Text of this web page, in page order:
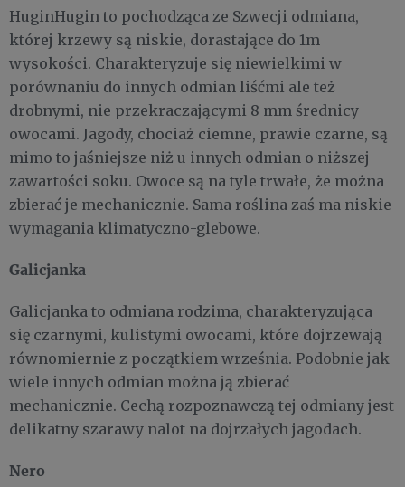
HuginHugin to pochodząca ze Szwecji odmiana,
której krzewy są niskie, dorastające do 1m
wysokości. Charakteryzuje się niewielkimi w
porównaniu do innych odmian liśćmi ale też
drobnymi, nie przekraczającymi 8 mm średnicy
owocami. Jagody, chociaż ciemne, prawie czarne, są
mimo to jaśniejsze niż u innych odmian o niższej
zawartości soku. Owoce są na tyle trwałe, że można
zbierać je mechanicznie. Sama roślina zaś ma niskie
wymagania klimatyczno-glebowe.
Galicjanka
Galicjanka to odmiana rodzima, charakteryzująca
się czarnymi, kulistymi owocami, które dojrzewają
równomiernie z początkiem września. Podobnie jak
wiele innych odmian można ją zbierać
mechanicznie. Cechą rozpoznawczą tej odmiany jest
delikatny szarawy nalot na dojrzałych jagodach.
Nero